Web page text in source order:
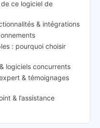
ce logiciel de
& intégrations
: pourquoi choisir
logiciels concurrents
& témoignages
& l’assistance